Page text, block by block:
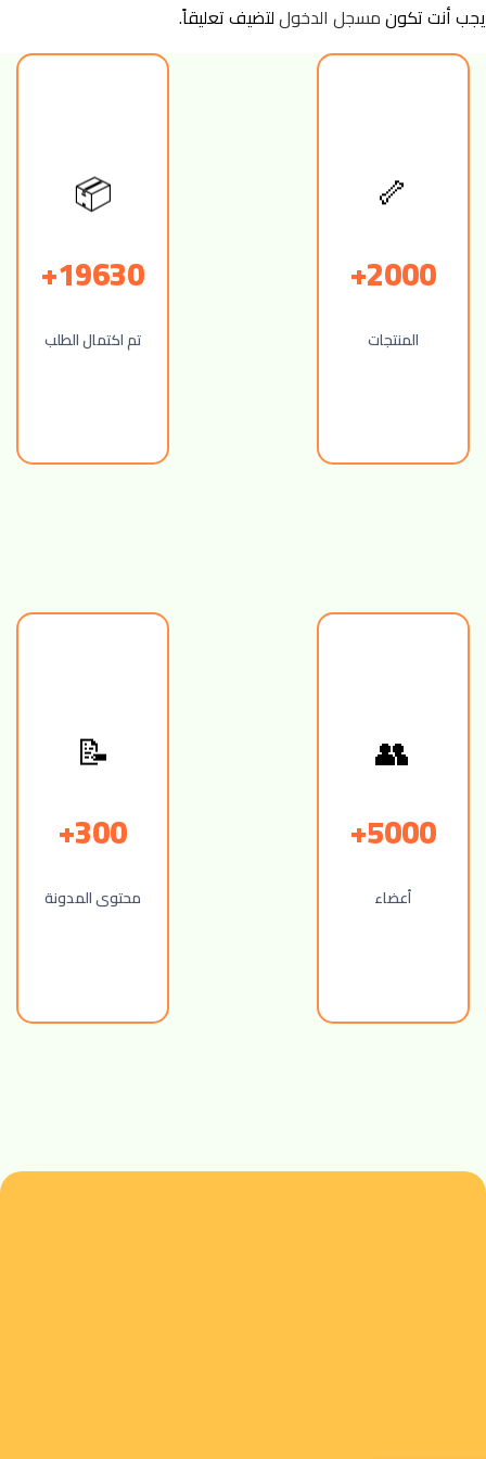
يجب أنت تكونمسجل الدخوللتضيف تعليقاً.
🦴
2000+
المنتجات
📦
19630+
تم اكتمال الطلب
👥
5000+
أعضاء
📝
300+
محتوى المدونة